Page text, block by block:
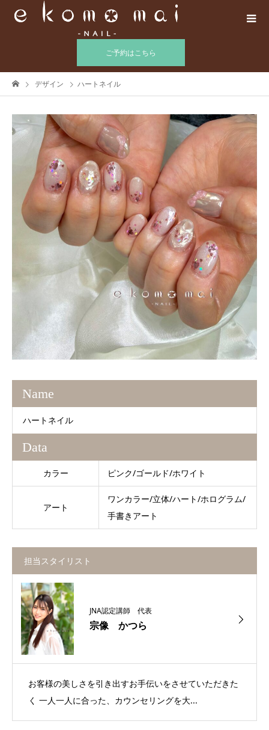
ご予約はこちら
デザイン ハートネイル
Name
ハートネイル
Data
カラー ピンク/ゴールド/ホワイト
アート
ワンカラー/立体/ハート/ホログラム/
手書きアート
担当スタイリスト
JNA認定講師 代表
宗像 かつら
お客様の美しさを引き出すお手伝いをさせていただきた
く 一人一人に合った、カウンセリングを大...